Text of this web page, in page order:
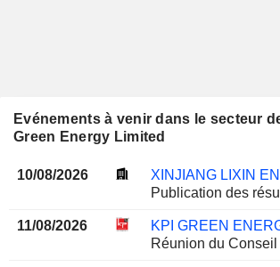
Evénements à venir dans le secteur
Green Energy Limited
10/08/2026
Publication des
11/08/2026
KPI GREEN
Réunion du